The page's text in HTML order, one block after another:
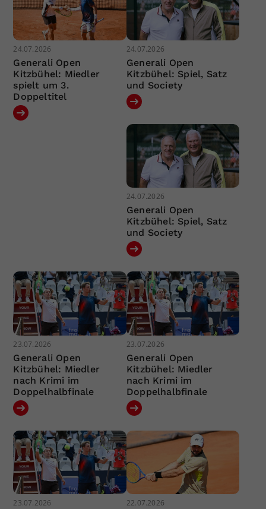
24.07.2026
Generali Open
Kitzbühel: Miedler
spielt um 3.
Doppeltitel
24.07.2026
Generali Open
Kitzbühel: Spiel, Satz
und Society
24.07.2026
Generali Open
Kitzbühel: Spiel, Satz
und Society
23.07.2026
Generali Open
Kitzbühel: Miedler
nach Krimi im
Doppelhalbfinale
23.07.2026
Generali Open
Kitzbühel: Miedler
nach Krimi im
Doppelhalbfinale
23.07.2026 22.07.2026